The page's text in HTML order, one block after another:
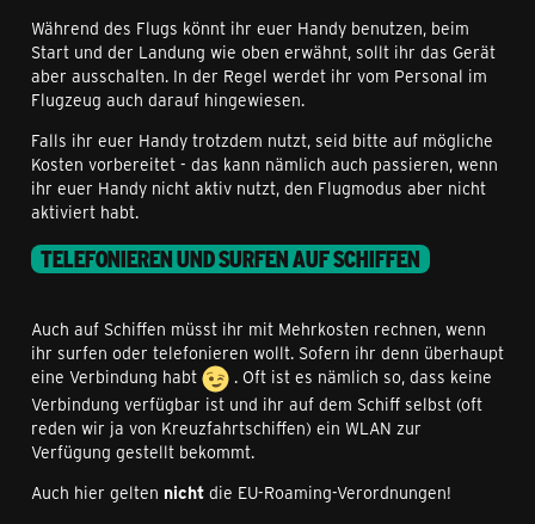
Während des Flugs könnt ihr euer Handy benutzen, beim
Start und der Landung wie oben erwähnt, sollt ihr das Gerät
aber ausschalten. In der Regel werdet ihr vom Personal im
Flugzeug auch darauf hingewiesen.
Falls ihr euer Handy trotzdem nutzt, seid bitte auf mögliche
Kosten vorbereitet - das kann nämlich auch passieren, wenn
ihr euer Handy nicht aktiv nutzt, den Flugmodus aber nicht
aktiviert habt.
TELEFONIEREN UND SURFEN AUF SCHIFFEN
Auch auf Schiffen müsst ihr mit Mehrkosten rechnen, wenn
ihr surfen oder telefonieren wollt. Sofern ihr denn überhaupt
eine Verbindung habt
. Oft ist es nämlich so, dass keine
Verbindung verfügbar ist und ihr auf dem Schiff selbst (oft
reden wir ja von Kreuzfahrtschiffen) ein WLAN zur
Verfügung gestellt bekommt.
Auch hier gelten nicht die EU-Roaming-Verordnungen!